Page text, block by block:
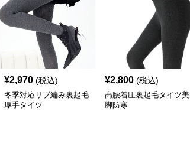
¥2,970 (税込)
冬季対応リブ編み裏起毛
厚手タイツ
¥2,800 (税込)
高腰着圧裏起毛タイツ美
脚防寒